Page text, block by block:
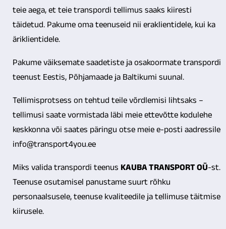
teie aega, et teie transpordi tellimus saaks kiiresti
täidetud. Pakume oma teenuseid nii eraklientidele, kui ka
äriklientidele.
Pakume väiksemate saadetiste ja osakoormate transpordi
teenust Eestis, Põhjamaade ja Baltikumi suunal.
Tellimisprotsess on tehtud teile võrdlemisi lihtsaks –
tellimusi saate vormistada läbi meie ettevõtte kodulehe
keskkonna või saates päringu otse meie e-posti aadressile
info@transport4you.ee
Miks valida transpordi teenus KAUBA TRANSPORT OÜ-st.
Teenuse osutamisel panustame suurt rõhku
personaalsusele, teenuse kvaliteedile ja tellimuse täitmise
kiirusele.